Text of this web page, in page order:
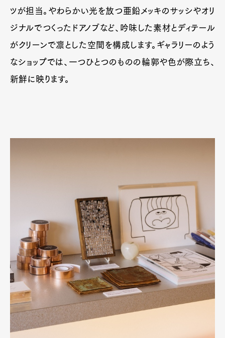
ツが担当。やわらかい光を放つ亜鉛メッキのサッシやオリ
ジナルでつくったドアノブなど、吟味した素材とディテール
がクリーンで凛とした空間を構成します。ギャラリーのよう
なショップでは、一つひとつのものの輪郭や色が際立ち、
新鮮に映ります。